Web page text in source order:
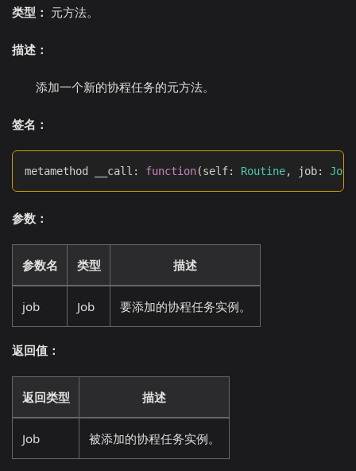
类型： 元方法。
描述：
添加一个新的协程任务的元方法。
签名：
metamethod __call : function(self: Routine, job: Job
参数：
参数名 类型 描述
job Job 要添加的协程任务实例。
返回值：
返回类型 描述
Job 被添加的协程任务实例。